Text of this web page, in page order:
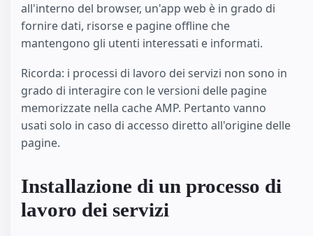
all'interno del browser, un'app web è in grado di
fornire dati, risorse e pagine offline che
mantengono gli utenti interessati e informati.
Ricorda: i processi di lavoro dei servizi non sono in
grado di interagire con le versioni delle pagine
memorizzate nella cache AMP. Pertanto vanno
usati solo in caso di accesso diretto all'origine delle
pagine.
Installazione di un processo di
lavoro dei servizi